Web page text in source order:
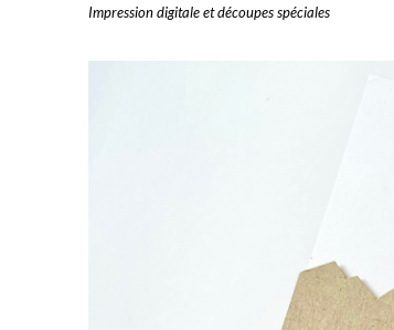
Impression digitale et découpes spéciales